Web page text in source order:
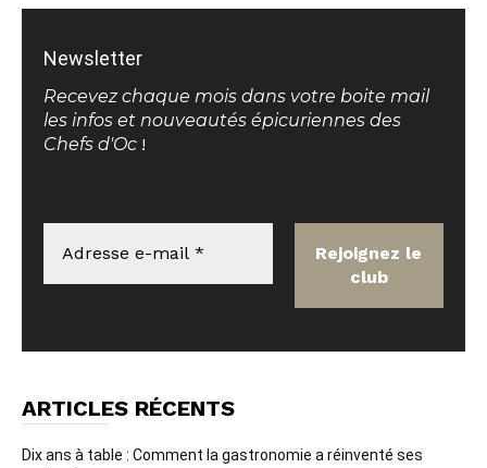
Newsletter
Recevez chaque mois dans votre boite mail
les infos et nouveautés épicuriennes des
Chefs d'Oc !
ARTICLES RÉCENTS
Dix ans à table : Comment la gastronomie a réinventé ses